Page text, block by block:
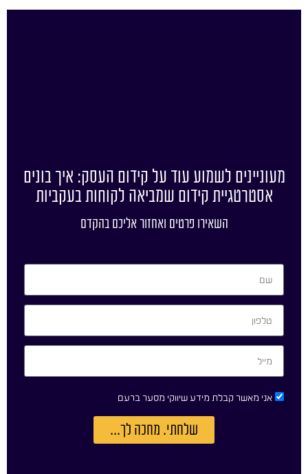
מעוניינים לשמוע עוד על קידום העסק: איך בונים
אסטרטגיית קידום שמביאה לקוחות בעקביות
השאירו פרטים ואחזור אליכם בהקדם
אני מאשר קבלת מידע שיווקי מסער ברעם
שלחתי. מחכה לך...